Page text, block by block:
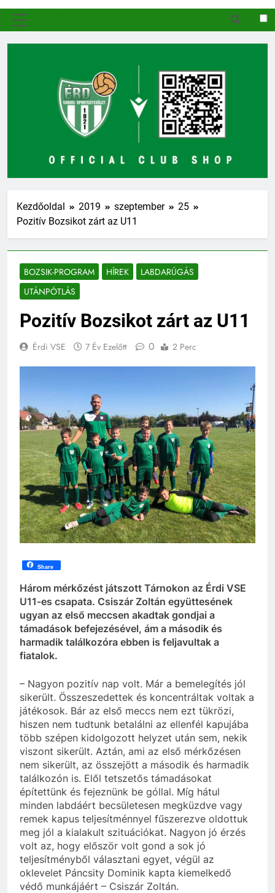
Kezdőoldal 2019 szeptember
25
Pozitív Bozsikot zárt az U11
BOZSIK-PROGRAM HÍREK
LABDARÚGÁS
UTÁNPÓTLÁS
Pozitív Bozsikot zárt az U11
Érdi VSE 7 Év Ezelőtt 0 2 Perc
Share
Három mérkőzést játszott Tárnokon az Érdi VSE
U11-es csapata. Csiszár Zoltán együttesének
ugyan az első meccsen akadtak gondjai a
támadások befejezésével, ám a második és
harmadik találkozóra ebben is feljavultak a
fiatalok.
– Nagyon pozitív nap volt. Már a bemelegítés jól
sikerült. Összeszedettek és koncentráltak voltak a
játékosok. Bár az első meccs nem ezt tükrözi,
hiszen nem tudtunk betalálni az ellenfél kapujába
több szépen kidolgozott helyzet után sem, nekik
viszont sikerült. Aztán, ami az első mérkőzésen
nem sikerült, az összejött a második és harmadik
találkozón is. Elől tetszetős támadásokat
építettünk és fejeznünk be góllal. Míg hátul
minden labdáért becsületesen megküzdve vagy
remek kapus teljesítménnyel fűszerezve oldottuk
meg jól a kialakult szituációkat. Nagyon jó érzés
volt az, hogy először volt gond a sok jó
teljesítményből választani egyet, végül az
oklevelet Páncsity Dominik kapta kiemelkedő
védő munkájáért – Csiszár Zoltán.